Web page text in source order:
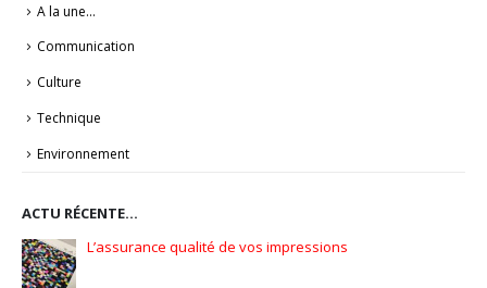
A la une…
Communication
Culture
Technique
Environnement
ACTU RÉCENTE…
Pionniers d’hier – Précurseurs de demain